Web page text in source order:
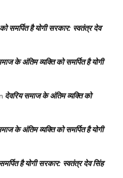
समर्पित है योगी सरकार: स्वतंत्र देव
के अंतिम व्यक्ति को समर्पित है योगी
देवरिय समाज के अंतिम व्यक्ति को
के अंतिम व्यक्ति को समर्पित है योगी
है योगी सरकार: स्वतंत्र देव सिंह